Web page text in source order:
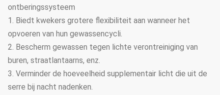
ontberingssysteem
1. Biedt kwekers grotere flexibiliteit aan wanneer het
opvoeren van hun gewassencycli.
2. Bescherm gewassen tegen lichte verontreiniging van
buren, straatlantaarns, enz.
3. Verminder de hoeveelheid supplementair licht die uit de
serre bij nacht nadenken.